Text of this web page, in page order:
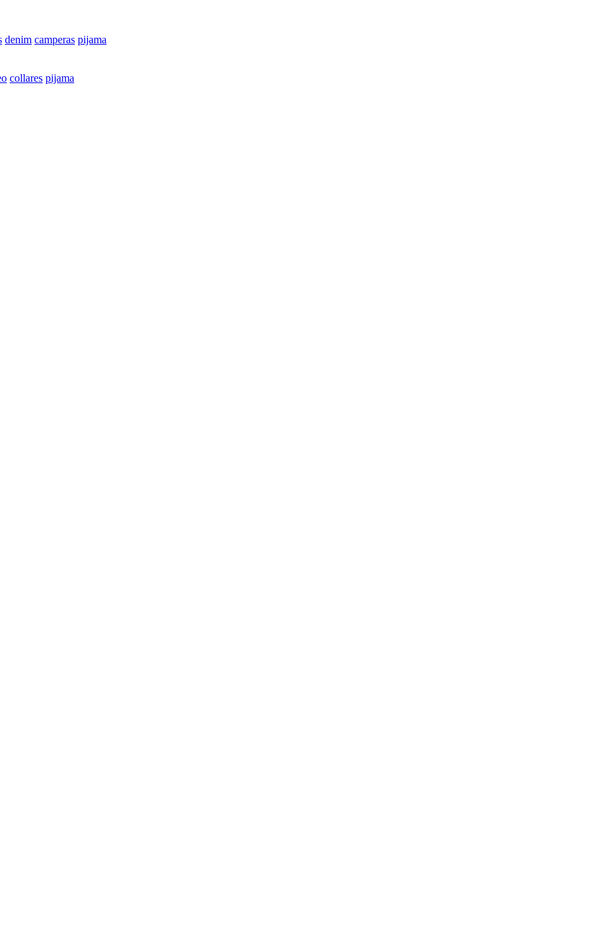
denim camperas pijama
collares pijama